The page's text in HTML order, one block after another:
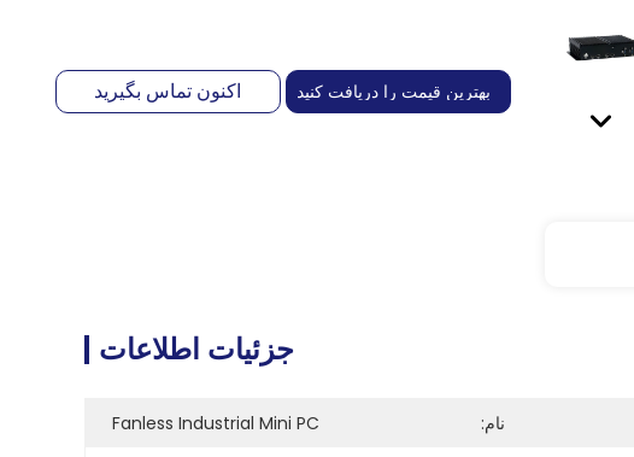
بهترین قیمت را دریافت کنید اکنون تماس بگیرید
جزئیات اطلاعات
نام:
Fanless Industrial Mini PC